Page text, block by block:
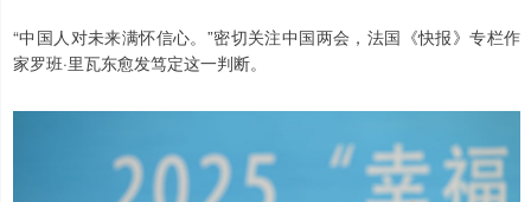
“中国人对未来满怀信心。”密切关注中国两会，法国《快报》专栏作
家罗班·里瓦东愈发笃定这一判断。